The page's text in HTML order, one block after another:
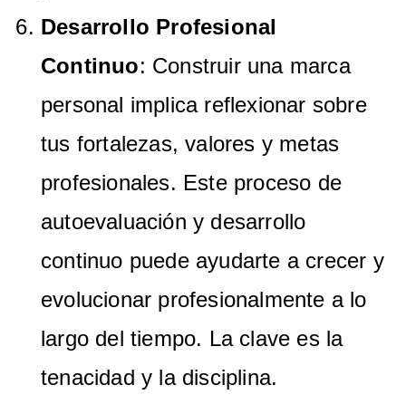
Desarrollo Profesional
Continuo: Construir una marca
personal implica reflexionar sobre
tus fortalezas, valores y metas
profesionales. Este proceso de
autoevaluación y desarrollo
continuo puede ayudarte a crecer y
evolucionar profesionalmente a lo
largo del tiempo. La clave es la
tenacidad y la disciplina.